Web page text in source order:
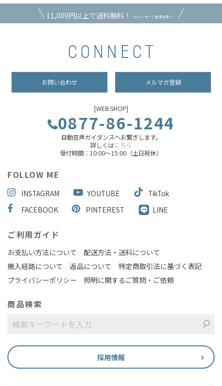
11,000円以上で送料無料！ （ヴィンテージ家具を除く）
お問い合わせ メルマガ登録
[WEB SHOP]
0877-86-1244
自動音声ガイダンスへお繋ぎします。
詳しくはこちら
受付時間：10:00～15:00（土日祝休）
FOLLOW ME
INSTAGRAM YOUTUBE
TikTok
FACEBOOK
PINTEREST LINE
ご利用ガイド
お支払い方法について
配送方法・送料について
搬入経路について
返品について
特定商取引法に基づく表記
プライバシーポリシー
照明に関するご質問・ご依頼
商品検索
採用情報